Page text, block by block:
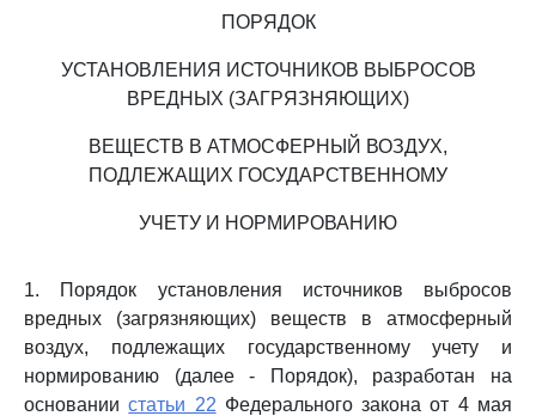
ПОРЯДОК
УСТАНОВЛЕНИЯ ИСТОЧНИКОВ ВЫБРОСОВ
ВРЕДНЫХ (ЗАГРЯЗНЯЮЩИХ)
ВЕЩЕСТВ В АТМОСФЕРНЫЙ ВОЗДУХ,
ПОДЛЕЖАЩИХ ГОСУДАРСТВЕННОМУ
УЧЕТУ И НОРМИРОВАНИЮ
1. Порядок установления источников выбросов
вредных (загрязняющих) веществ в атмосферный
воздух, подлежащих государственному учету и
нормированию (далее - Порядок), разработан на
основаниистатьи 22 Федерального закона от 4 мая